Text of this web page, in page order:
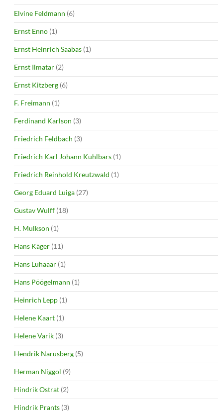
Elvine Feldmann (6)
Ernst Enno (1)
Ernst Heinrich Saabas (1)
Ernst Ilmatar (2)
Ernst Kitzberg (6)
F. Freimann (1)
Ferdinand Karlson (3)
Friedrich Feldbach (3)
Friedrich Karl Johann Kuhlbars (1)
Friedrich Reinhold Kreutzwald (1)
Georg Eduard Luiga (27)
Gustav Wulff (18)
H. Mulkson (1)
Hans Käger (11)
Hans Luhaäär (1)
Hans Pöögelmann (1)
Heinrich Lepp (1)
Helene Kaart (1)
Helene Varik (3)
Hendrik Narusberg (5)
Herman Niggol (9)
Hindrik Ostrat (2)
Hindrik Prants (3)